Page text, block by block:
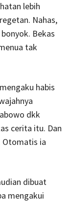
lebih
Nahas,
Bekas
tak
habis
dkk
cerita itu. Dan
Otomatis ia
dibuat
mengakui